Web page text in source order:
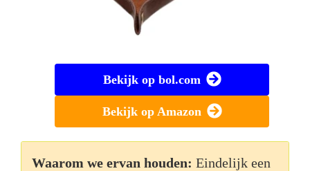
Bekijk op bol.com
Bekijk op Amazon
Waarom we ervan houden: Eindelijk een